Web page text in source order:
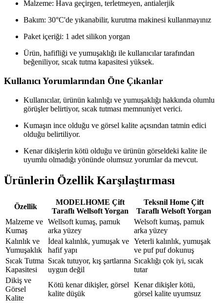
Malzeme: Hava geçirgen, terletmeyen, antialerjik
Bakım: 30°C'de yıkanabilir, kurutma makinesi kullanmayınız
Paket içeriği: 1 adet silikon yorgan
Ürün, hafifliği ve yumuşaklığı ile kullanıcılar tarafından
beğeniliyor, sıcak tutma kapasitesi yüksek.
Kullanıcı Yorumlarından Öne Çıkanlar
Kullanıcılar, ürünün kalınlığı ve yumuşaklığı hakkında olumlu
görüşler belirtiyor, sıcak tutması memnuniyet verici.
Kumaşın ince olduğu ve görsel kalite açısından tatmin edici
olduğu belirtiliyor.
Kenar dikişlerin kötü olduğu ve ürünün görseldeki kalite ile
uyumlu olmadığı yönünde olumsuz yorumlar da mevcut.
Ürünlerin Özellik Karşılaştırması
Özellik
MODELHOME Çift
Taraflı Wellsoft Yorgan
Teksnil Home Çift
Taraflı Welsoft Yorgan
Malzeme ve
Kumaş
Wellsoft kumaş, pamuk
arka yüzey
Welsoft kumaş, pamuk
arka yüzey
Kalınlık ve
Yumuşaklık
İdeal kalınlık, yumuşak ve
hafif yapı
Yeterli kalınlık, yumuşak
ve puf puf dokunuş
Sıcak Tutma
Kapasitesi
Sıcak tutuyor, kış şartlarına
uygun değil
Sıcaklığı çok iyi, sıcak
tutar
Dikiş ve
Görsel
Kalite
Kötü kenar dikişler, görsel
kalite düşük
Kenar dikişler kötü,
görsel kalite uyumsuz